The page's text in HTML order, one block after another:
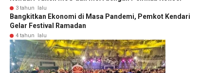
3 tahun lalu
Bangkitkan Ekonomi di Masa Pandemi, Pemkot Kendari
Gelar Festival Ramadan
4 tahun lalu